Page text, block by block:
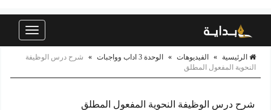
Toggle
الرئيسية » الفيديوهات » الوحدة 3 اداب وواجبات »
شرح درس الوظيفة
النحوية المفعول المطلق
شرح درس الوظيفة النحوية المفعول المطلق